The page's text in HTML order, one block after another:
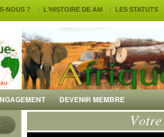
NOUS ? L'HISTOIRE DE AM LES STATUTS
DEVENIR MEMBRE